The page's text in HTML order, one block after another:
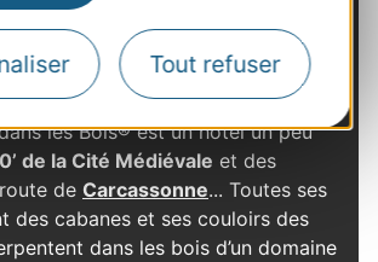
Tout refuser
terrain de jeu
les Bois® est un hôtel un peu
de la Cité Médiévale et des
de Carcassonne... Toutes ses
des cabanes et ses couloirs des
dans les bois d’un domaine